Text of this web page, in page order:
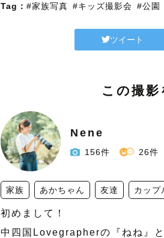
Tag： #家族写真 #キッズ撮影会 #公園
ツイート
この撮
Nene
156件 26件
家族 あかちゃん 友達 カップ
初めまして！
中四国Lovegrapherの『ねね』